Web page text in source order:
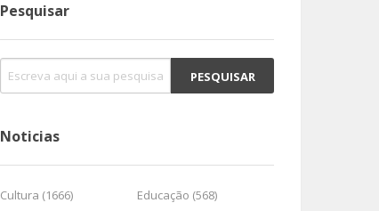
Pesquisar
Noticias
Cultura (1666)
Educação (568)